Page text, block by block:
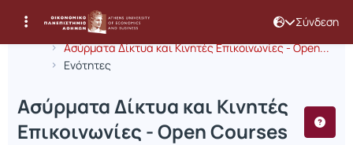
Σύνδεση
Αρχική Σελίδα
Ασύρματα Δίκτυα και Κινητές Επικοινωνίες - Open...
Ενότητες
Μάθημα : Ασύρματα Δίκτυα και
Κωδικός : INF368
Ασύρματα Δίκτυα και Κινητές
Επικοινωνίες - Open Courses